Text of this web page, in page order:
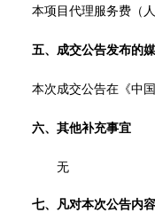
本项目代理服务费（
五、成交公告发布的
本次成交公告在《中
六、其他补充事宜
无
七、凡对本次公告内